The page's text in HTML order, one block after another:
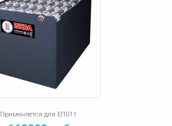
Применяется для ЕП011